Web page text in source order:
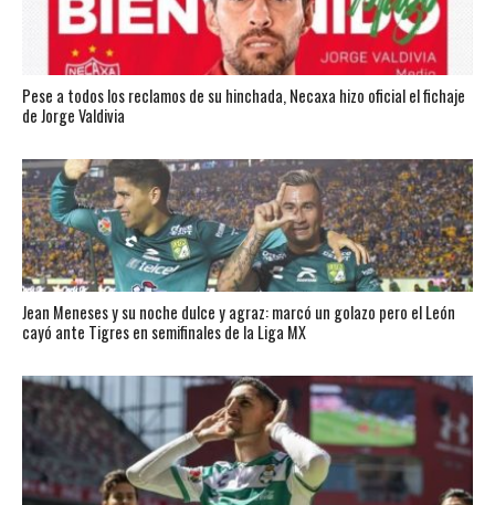
Pese a todos los reclamos de su hinchada, Necaxa hizo oficial el fichaje
de Jorge Valdivia
Jean Meneses y su noche dulce y agraz: marcó un golazo pero el León
cayó ante Tigres en semifinales de la Liga MX